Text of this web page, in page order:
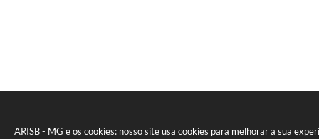
ARISB - MG e os cookies: nosso site usa cookies para melhorar a sua